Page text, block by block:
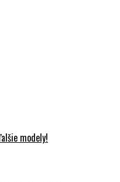
modely!